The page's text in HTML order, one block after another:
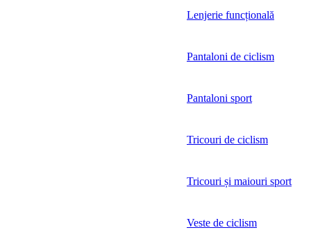
Lenjerie funcțională
Pantaloni de ciclism
Pantaloni sport
Tricouri de ciclism
Tricouri și maiouri sport
Veste de ciclism